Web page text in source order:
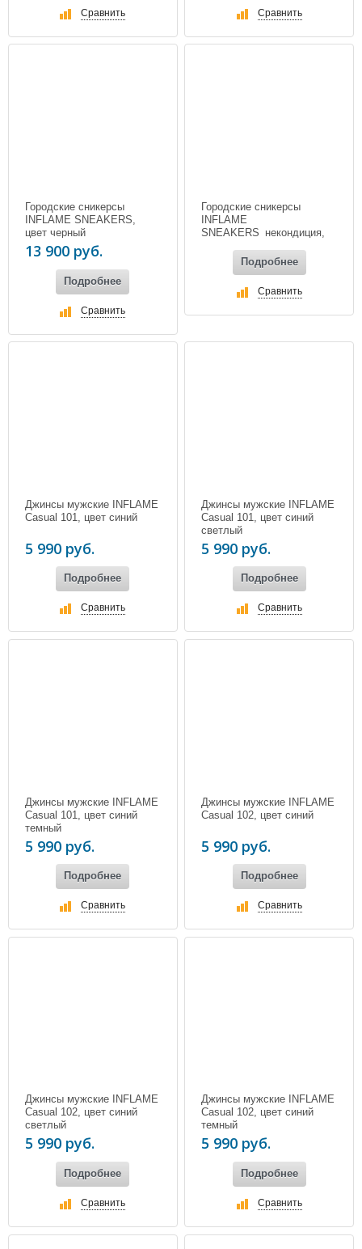
Сравнить Сравнить
Городские сникерсы
INFLAME SNEAKERS,
цвет черный
13 900 руб.
Подробнее
Сравнить
Городские сникерсы
INFLAME
SNEAKERS_некондиция,
Подробнее
Сравнить
Джинсы мужские INFLAME
Casual 101, цвет синий
5 990 руб.
Подробнее
Сравнить
Джинсы мужские INFLAME
Casual 101, цвет синий
светлый
5 990 руб.
Подробнее
Сравнить
Джинсы мужские INFLAME
Casual 101, цвет синий
темный
5 990 руб.
Подробнее
Сравнить
Джинсы мужские INFLAME
Casual 102, цвет синий
5 990 руб.
Подробнее
Сравнить
Джинсы мужские INFLAME
Casual 102, цвет синий
светлый
5 990 руб.
Подробнее
Сравнить
Джинсы мужские INFLAME
Casual 102, цвет синий
темный
5 990 руб.
Подробнее
Сравнить